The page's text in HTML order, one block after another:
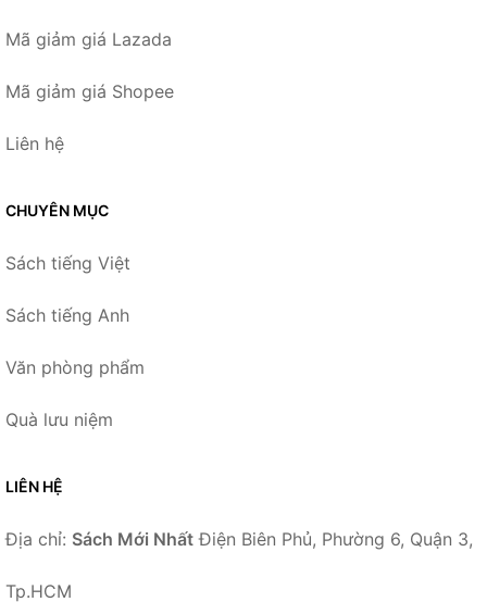
Mã giảm giá Lazada
Mã giảm giá Shopee
Liên hệ
CHUYÊN MỤC
Sách tiếng Việt
Sách tiếng Anh
Văn phòng phẩm
Quà lưu niệm
LIÊN HỆ
Địa chỉ: Sách Mới Nhất Điện Biên Phủ, Phường 6, Quận 3,
Tp.HCM